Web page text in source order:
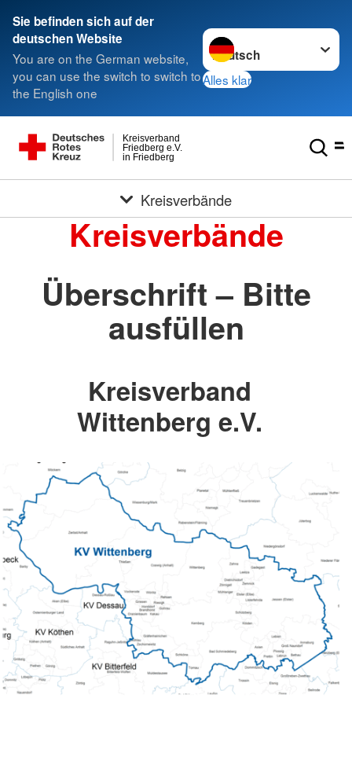
Sie befinden sich auf der
deutschen Website
You are on the German website,
you can use the switch to switch to
the English one
Sprache wechseln zu
Alles klar
in Friedberg
Friedberg e.V.
Kreisverband
Kreisverbände
Kreisverbände
Überschrift – Bitte
ausfüllen
Kreisverband
Wittenberg e.V.